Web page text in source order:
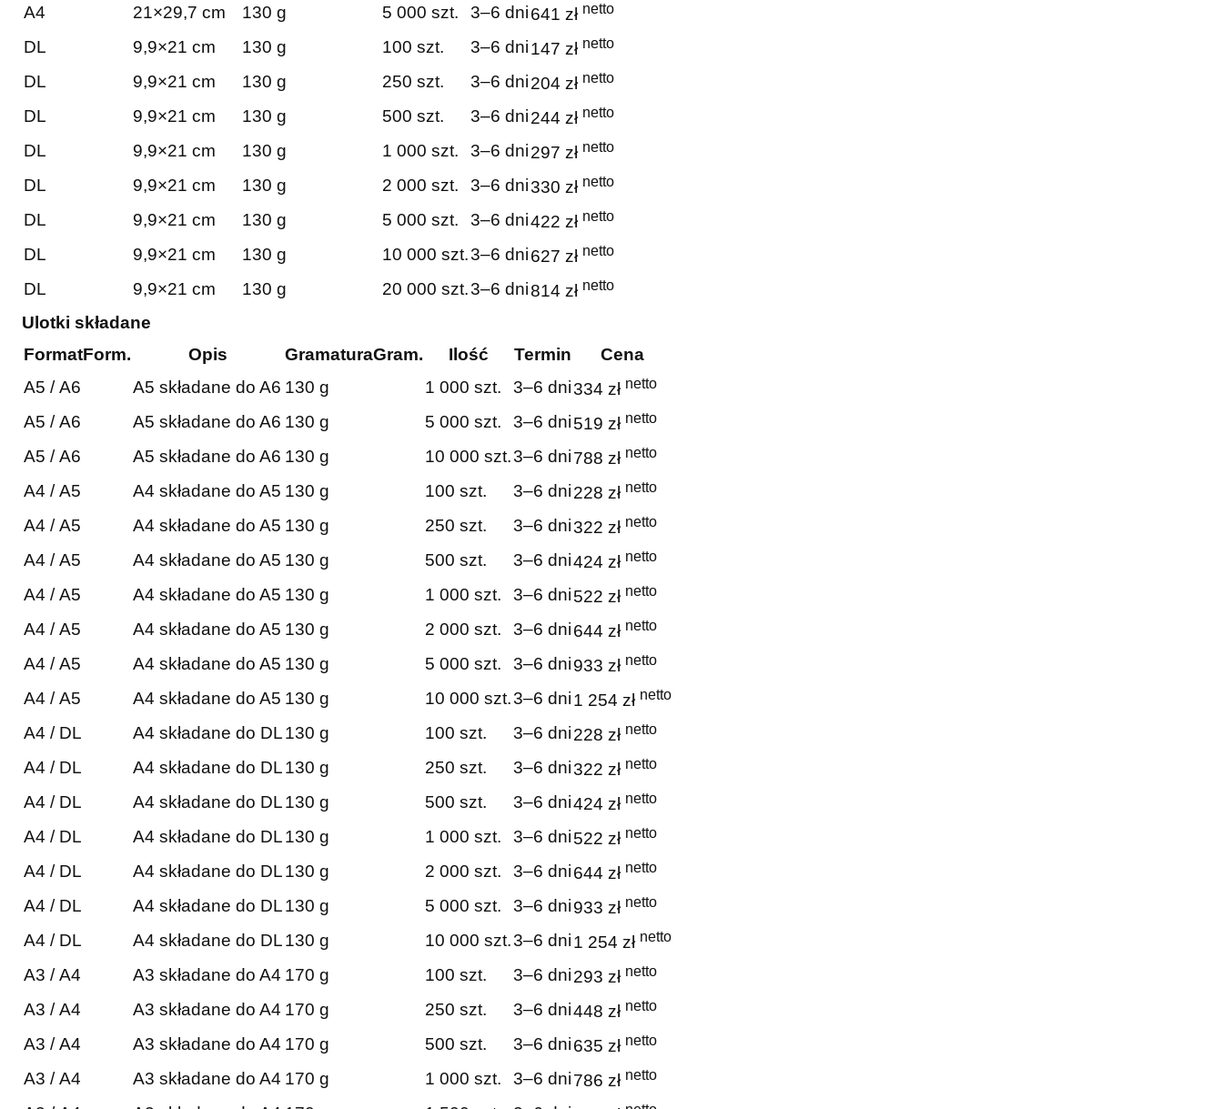
A4 21×29,7 cm 130 g 5 000 szt. 3–6 dni641 zł netto
DL 9,9×21 cm 130 g 100 szt. 3–6 dni147 zł netto
DL 9,9×21 cm 130 g 250 szt. 3–6 dni204 zł netto
DL 9,9×21 cm 130 g 500 szt. 3–6 dni244 zł netto
DL 9,9×21 cm 130 g 1 000 szt. 3–6 dni297 zł netto
DL 9,9×21 cm 130 g 2 000 szt. 3–6 dni330 zł netto
DL 9,9×21 cm 130 g 5 000 szt. 3–6 dni422 zł netto
DL 9,9×21 cm 130 g 10 000 szt.3–6 dni627 zł netto
DL 9,9×21 cm 130 g 20 000 szt.3–6 dni814 zł netto
Ulotki składane
FormatForm. Opis GramaturaGram. Ilość Termin
Cena
A5 / A6
A5 składane do A6 130 g 1 000 szt. 3–6 dni334 zł netto
A5 / A6 A5 składane do A6 130 g 5 000 szt. 3–6 dni519 zł netto
A5 / A6 A5 składane do A6 130 g 10 000 szt.3–6 dni788 zł netto
A4 / A5 A4 składane do A5 130 g 100 szt. 3–6 dni228 zł netto
A4 / A5 A4 składane do A5 130 g 250 szt. 3–6 dni322 zł netto
A4 / A5 A4 składane do A5 130 g 500 szt. 3–6 dni424 zł netto
A4 / A5 A4 składane do A5 130 g 1 000 szt. 3–6 dni522 zł netto
A4 / A5 A4 składane do A5 130 g 2 000 szt. 3–6 dni644 zł netto
A4 / A5 A4 składane do A5 130 g 5 000 szt. 3–6 dni933 zł netto
A4 / A5 A4 składane do A5 130 g 10 000 szt.3–6 dni1 254 zł netto
A4 / DL A4 składane do DL130 g 100 szt. 3–6 dni228 zł netto
A4 / DL A4 składane do DL130 g 250 szt. 3–6 dni322 zł netto
A4 / DL A4 składane do DL130 g 500 szt. 3–6 dni424 zł netto
A4 / DL A4 składane do DL130 g 1 000 szt. 3–6 dni522 zł netto
A4 / DL A4 składane do DL130 g 2 000 szt. 3–6 dni644 zł netto
A4 / DL A4 składane do DL130 g 5 000 szt. 3–6 dni933 zł netto
A4 / DL A4 składane do DL130 g 10 000 szt.3–6 dni1 254 zł netto
A3 / A4 A3 składane do A4 170 g 100 szt. 3–6 dni293 zł netto
A3 / A4 A3 składane do A4 170 g 250 szt. 3–6 dni448 zł netto
A3 / A4 A3 składane do A4 170 g 500 szt. 3–6 dni635 zł netto
A3 / A4 A3 składane do A4 170 g 1 000 szt. 3–6 dni786 zł netto